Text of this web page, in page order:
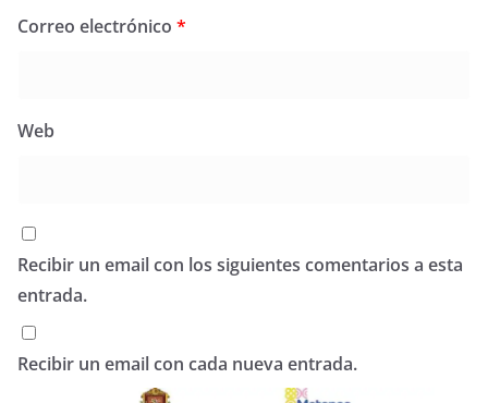
Correo electrónico *
Web
Recibir un email con los siguientes comentarios a esta
entrada.
Recibir un email con cada nueva entrada.